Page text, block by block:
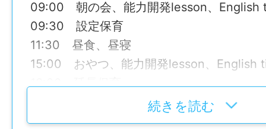
09:00 朝の会、能力開発lesson、English
09:30 設定保育
11:30 昼食、昼寝
15:00 おやつ、能力開発lesson、English
18:00 延長保育
≪2024年｜職員満足度ランキング≫
続きを読む